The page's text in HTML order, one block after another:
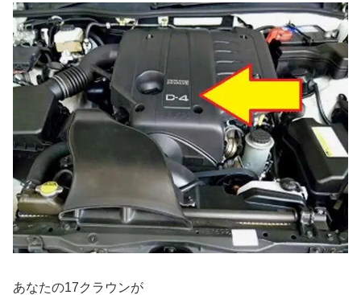
あなたの17クラウンが